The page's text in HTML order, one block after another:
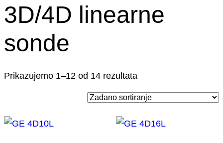
3D/4D linearne
sonde
Prikazujemo 1–12 od 14 rezultata